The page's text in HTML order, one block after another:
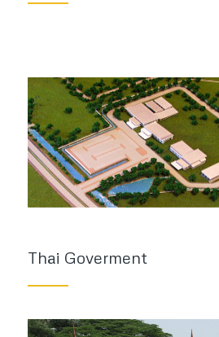
Thai Goverment